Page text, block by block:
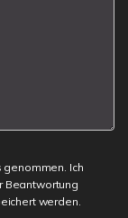
genommen. Ich
Beantwortung
werden.